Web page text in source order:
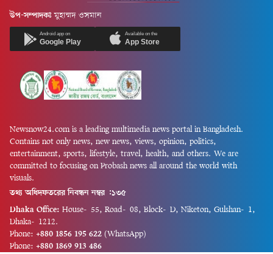
উপ-সম্পাদকঃ মুহাম্মদ ওসমান
Android app on
Google Play
Available on the
App Store
Newsnow24.com is a leading multimedia news portal in Bangladesh.
Contains not only news, new news, views, opinion, politics,
entertainment, sports, lifestyle, travel, health, and others. We are
committed to focusing on Probash news all around the world with
visuals.
তথ্য অধিদফতরের নিবন্ধন নম্বর :১৩৫
Dhaka Office: House-55, Road-08, Block-D, Niketon, Gulshan-1,
Dhaka-1212.
Phone: +880 1856 195 622 (WhatsApp)
Phone: +880 1869 913 486